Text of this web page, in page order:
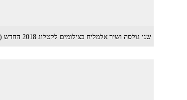
שני גולסה ושיר אלמליח בצילומים לקטלוג 2018 החדש (צילום: אלון שפרנסקי)